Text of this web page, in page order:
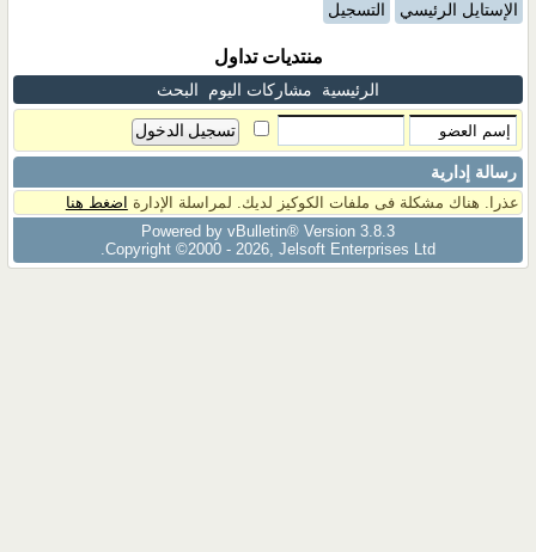
الإستايل الرئيسي التسجيل
منتديات تداول
الرئيسية مشاركات اليوم البحث
رسالة إدارية
عذرا. هناك مشكلة فى ملفات الكوكيز لديك. لمراسلة الإدارة اضغط هنا
Powered by vBulletin® Version 3.8.3
Copyright ©2000 - 2026, Jelsoft Enterprises Ltd.